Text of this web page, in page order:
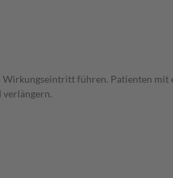
führen. Patienten
verlängern.